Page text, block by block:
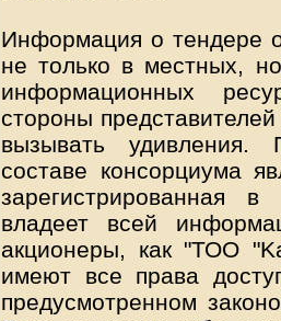
Информация о тендере
не только в местных,
информационных
стороны
вызывать удивления.
составе консорциума
зарегистрированная в
владеет всей
акционеры, как "ТОО
имеют все права
предусмотренном